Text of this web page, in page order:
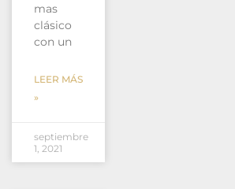
mas
clásico
con un
LEER MÁS
»
septiembre
1, 2021